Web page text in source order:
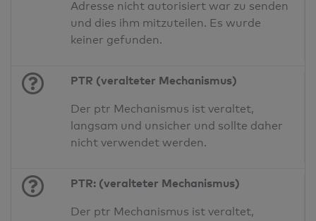
Adresse nicht autorisiert war zu senden
und dies ihm mitzuteilen. Es wurde
keiner gefunden.
PTR (veralteter Mechanismus)
Der ptr Mechanismus ist veraltet,
langsam und unsicher und sollte daher
nicht verwendet werden.
PTR: (veralteter Mechanismus)
Der ptr Mechanismus ist veraltet,